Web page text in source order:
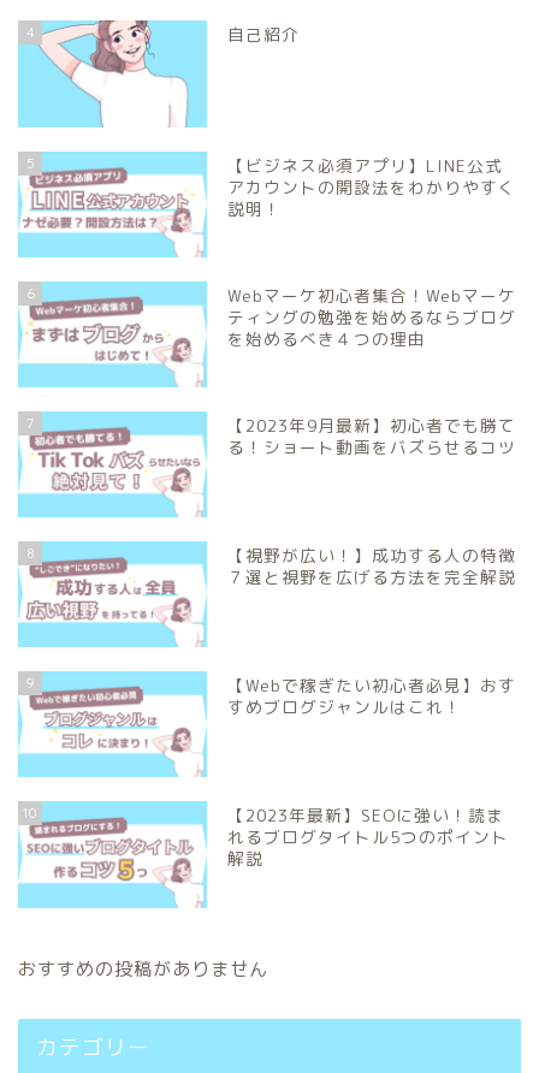
4 自己紹介
5
【ビジネス必須アプリ】LINE公式
アカウントの開設法をわかりやすく
説明！
6
Webマーケ初心者集合！Webマーケ
ティングの勉強を始めるならブログ
を始めるべき４つの理由
7
【2023年9月最新】初心者でも勝て
る！ショート動画をバズらせるコツ
8
【視野が広い！】成功する人の特徴
７選と視野を広げる方法を完全解説
9
【Webで稼ぎたい初心者必見】おす
すめブログジャンルはこれ！
10
【2023年最新】SEOに強い！読ま
れるブログタイトル5つのポイント
解説
おすすめの投稿がありません
カテゴリー